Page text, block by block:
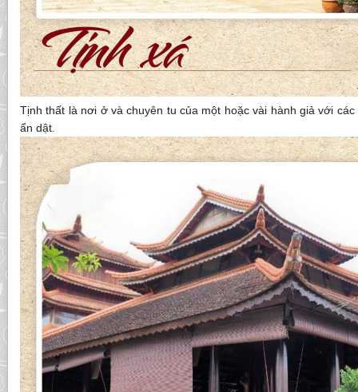
Tịnh thất là nơi ở và chuyên tu của một hoặc vài hành giả với
ẩn dật.